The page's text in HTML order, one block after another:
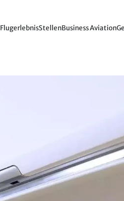
FlugerlebnisStellenBusiness Aviation